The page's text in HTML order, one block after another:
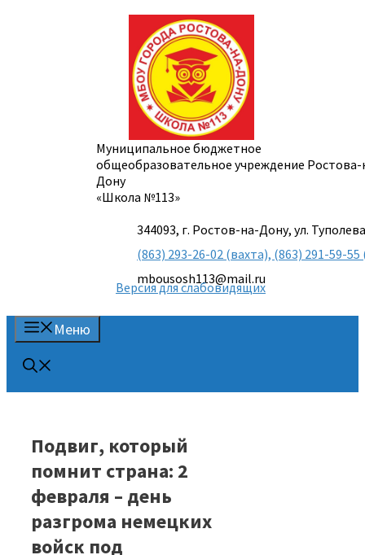
Муниципальное бюджетное
общеобразовательное учреждение
Дону
«Школа №113»
344093, г. Ростов-на-Дону, ул.
(863) 293-26-02 (вахта), (863) 291-59-
mbousosh113@mail.ru
Версия для слабовидящих
Меню
Подвиг, который
помнит страна: 2
февраля – день
разгрома немецких
войск под